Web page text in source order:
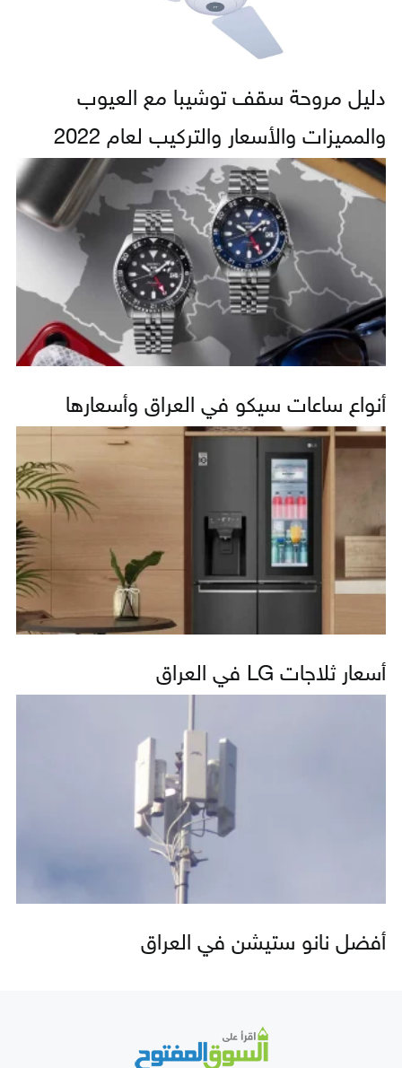
دليل مروحة سقف توشيبا مع العيوب
والمميزات والأسعار والتركيب لعام 2022
أنواع ساعات سيكو في العراق وأسعارها
أسعار ثلاجات LG في العراق
أفضل نانو ستيشن في العراق